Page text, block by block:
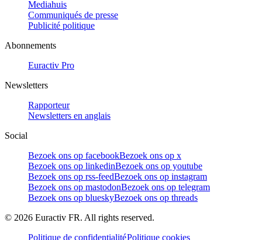
Mediahuis
Communiqués de presse
Publicité politique
Abonnements
Euractiv Pro
Newsletters
Rapporteur
Newsletters en anglais
Social
Bezoek ons op facebookBezoek ons op x
Bezoek ons op linkedinBezoek ons op youtube
Bezoek ons op rss-feedBezoek ons op instagram
Bezoek ons op mastodonBezoek ons op telegram
Bezoek ons op blueskyBezoek ons op threads
© 2026 Euractiv FR. All rights reserved.
Politique de confidentialitéPolitique cookies